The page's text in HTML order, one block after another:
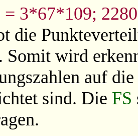
= 3*67*109;
die
Somit wird
auf
sind. Die FS